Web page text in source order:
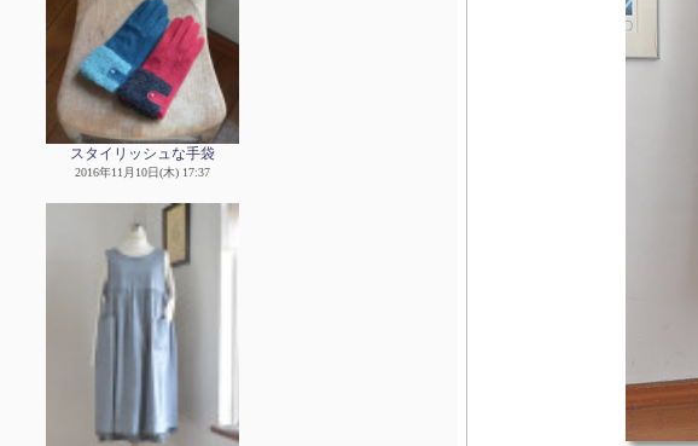
スタイリッシュな手袋
2016年11月10日(木) 17:37